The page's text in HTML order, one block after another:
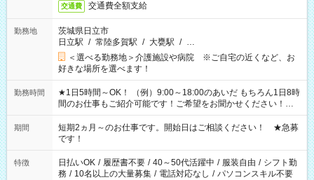
交通費 交通費全額支給
勤務地
茨城県日立市
日立駅 / 常陸多賀駅 / 大甕駅 / …
＜選べる勤務地＞介護施設や病院 ※ご自宅の近くなど、お
好きな場所を選べます！
勤務時間
★1日5時間～OK！ （例）9:00～18:00のあいだ もちろん1日8時
間のお仕事もご紹介可能です！ご希望をお聞かせください！★
家庭の都合でお休みが必要な場合も遠慮なくご相談ください。
※週最低15時間以上の勤務が必要です
期間
短期2ヵ月～のお仕事です。開始日はご相談ください！ ★急募
です！
特徴 日払いOK / 履歴書不要 / 40～50代活躍中 / 服装自由 / シフト勤
務 / 10名以上の大量募集 / 電話対応なし / パソコンスキル不要